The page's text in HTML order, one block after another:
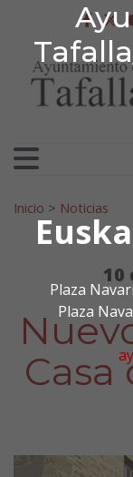
Plaza
Plaza
Ir al contenido
Search for:
Inicio > Noticias
10
Casa